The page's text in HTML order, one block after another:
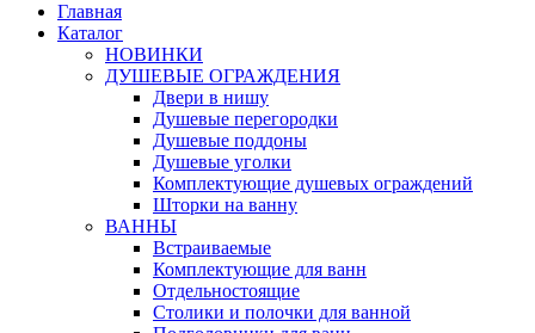
Главная
Каталог
НОВИНКИ
ДУШЕВЫЕ ОГРАЖДЕНИЯ
Двери в нишу
Душевые перегородки
Душевые поддоны
Душевые уголки
Комплектующие душевых ограждений
Шторки на ванну
ВАННЫ
Встраиваемые
Комплектующие для ванн
Отдельностоящие
Столики и полочки для ванной